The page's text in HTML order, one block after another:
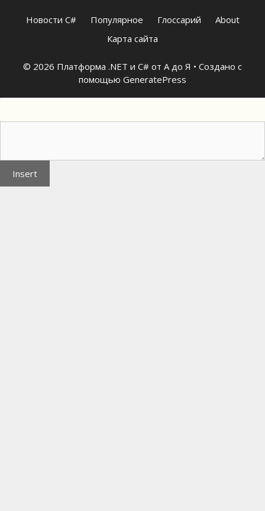
Новости C# Популярное Глоссарий
About
Карта сайта
© 2026 Платформа .NET и C# от А до Я • Создано с
помощью GeneratePress
Insert